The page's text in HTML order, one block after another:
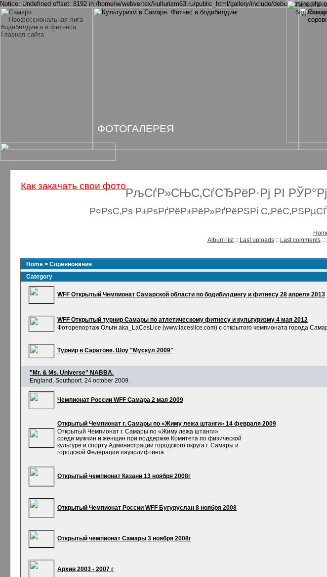
Notice: Undefined offset: 8192 in /home/w/webvertex/kulturizm63.ru/public_html/gallery/include/debugger.inc.php
РљСѓР»СЊС‚СѓСЂРёР·Рј РІ
Р¤РѕС‚Рѕ Р±РѕРґРёР±РёР»РґРёРЅРі
Album list:: Last uploads :: Last comments ::
Home > Соревнования
Category
WFF Открытый Чемпионат Самарской области по бодибилдингу и фитнесу 28 апреля 2013
WFF Открытый турнир Самары по атлетическому фитнесу и культуризму 4 мая 2012
Фоторепортаж Ольги aka_LaCesLice (www.laceslice.com) c открытого чемпионата города
Турнир в Саратове. Шоу "Мускул 2009"
"Mr. & Ms. Universe" NABBA.
England, Southport. 24 october 2009.
Чемпионат России WFF Самара 2 мая 2009
Открытый Чемпионат г. Самары по «Жиму лежа штанги» 14 февраля 2009
Открытый Чемпионат г. Самары по «Жиму лежа штанги»
среди мужчин и женщин при поддержке Комитета по физической
культуре и спорту Администрации городского округа г. Самары и
городской Федерации пауэрлифтинга
Открытый чемпионат Казани 13 ноября 2008г
Открытый Чемпионат России WFF Бугуруслан 8 ноября 2008
Открытый чемпионат Самары 3 ноября 2008г
Архив 2003 - 2007 г
ФОТОГАЛЕРЕЯ
Как закачать свои фото